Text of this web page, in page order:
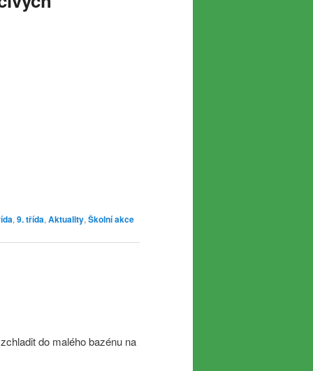
, 9. třída, Aktuality, Školní akce
do malého bazénu na